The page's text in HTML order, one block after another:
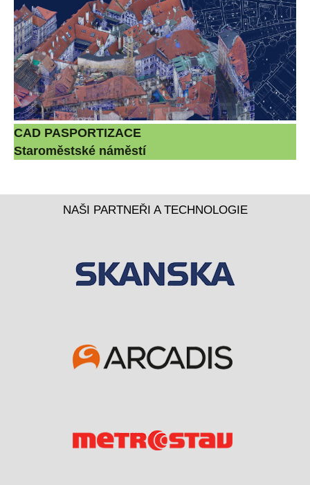
CAD PASPORTIZACE
Staroměstské náměstí
NAŠI PARTNEŘI A TECHNOLOGIE